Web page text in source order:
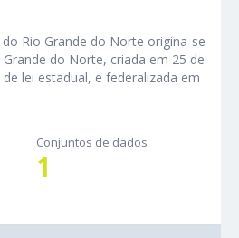
Rio Grande do Norte origina-se
do Norte, criada em 25 de
lei estadual, e federalizada em
Conjuntos de dados
1